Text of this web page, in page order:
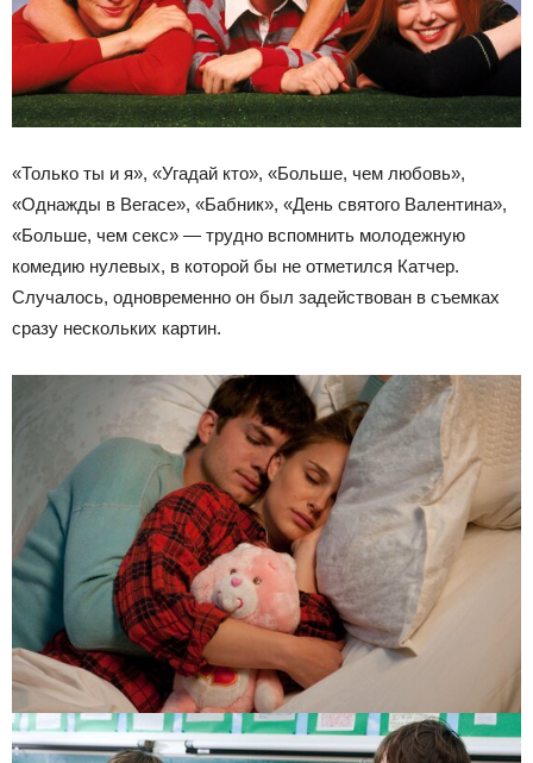
«Только ты и я», «Угадай кто», «Больше, чем любовь»,
«Однажды в Вегасе», «Бабник», «День святого Валентина»,
«Больше, чем секс» — трудно вспомнить молодежную
комедию нулевых, в которой бы не отметился Катчер.
Случалось, одновременно он был задействован в съемках
сразу нескольких картин.